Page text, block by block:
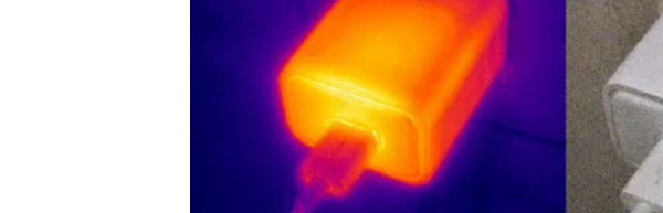
5000th ODI Match Ever: वनडे
क्रिकेट इतिहास के पन्नों में दर्ज हुआ
स्कॉटलैंड और कनाडा का मुकाबला
CITIES
Monsoon 2026: आसमान से आफत की
बारिश! हिमाचल में 162 सड़कें बंद तो दिल्ली
में मकान-पेड़ गिरे; ओडिशा-केरल में रेड
अलर्ट